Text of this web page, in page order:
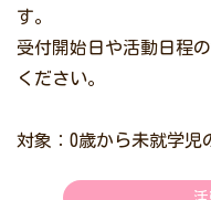
す。
受付開始日や活動日程
ください。
対象：0歳から未就学児